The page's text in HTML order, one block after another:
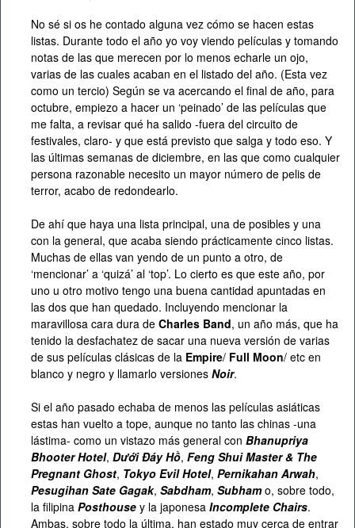
No sé si os he contado alguna vez cómo se hacen estas
listas. Durante todo el año yo voy viendo películas y tomando
notas de las que merecen por lo menos echarle un ojo,
varias de las cuales acaban en el listado del año. (Esta vez
como un tercio) Según se va acercando el final de año, para
octubre, empiezo a hacer un ‘peinado’ de las películas que
me falta, a revisar qué ha salido -fuera del circuito de
festivales, claro- y que está previsto que salga y todo eso. Y
las últimas semanas de diciembre, en las que como cualquier
persona razonable necesito un mayor número de pelis de
terror, acabo de redondearlo.
De ahí que haya una lista principal, una de posibles y una
con la general, que acaba siendo prácticamente cinco listas.
Muchas de ellas van yendo de un punto a otro, de
‘mencionar’ a ‘quizá’ al ‘top’. Lo cierto es que este año, por
uno u otro motivo tengo una buena cantidad apuntadas en
las dos que han quedado. Incluyendo mencionar la
maravillosa cara dura de Charles Band, un año más, que ha
tenido la desfachatez de sacar una nueva versión de varias
de sus películas clásicas de la Empire/ Full Moon/ etc en
blanco y negro y llamarlo versiones Noir.
Si el año pasado echaba de menos las películas asiáticas
estas han vuelto a tope, aunque no tanto las chinas -una
lástima- como un vistazo más general con Bhanupriya
Bhooter Hotel, Dưới Đáy Hồ, Feng Shui Master & The
Pregnant Ghost, Tokyo Evil Hotel, Pernikahan Arwah,
Pesugihan Sate Gagak, Sabdham, Subhamo, sobre todo,
la filipina Posthouse y la japonesa Incomplete Chairs.
Ambas, sobre todo la última, han estado muy cerca de entrar